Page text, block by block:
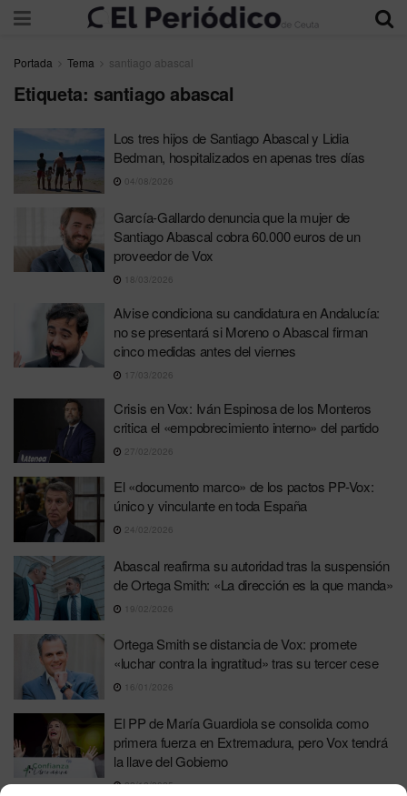
Portada Tema santiago abascal
Etiqueta: santiago abascal
Los tres hijos de Santiago Abascal y Lidia
Bedman, hospitalizados en apenas tres días
04/08/2026
García-Gallardo denuncia que la mujer de
Santiago Abascal cobra 60.000 euros de un
proveedor de Vox
18/03/2026
Alvise condiciona su candidatura en Andalucía:
no se presentará si Moreno o Abascal firman
cinco medidas antes del viernes
17/03/2026
Crisis en Vox: Iván Espinosa de los Monteros
critica el «empobrecimiento interno» del partido
27/02/2026
El «documento marco» de los pactos PP-Vox:
único y vinculante en toda España
24/02/2026
Abascal reafirma su autoridad tras la suspensión
de Ortega Smith: «La dirección es la que manda»
19/02/2026
Ortega Smith se distancia de Vox: promete
«luchar contra la ingratitud» tras su tercer cese
16/01/2026
El PP de María Guardiola se consolida como
primera fuerza en Extremadura, pero Vox tendrá
la llave del Gobierno
22/12/2025